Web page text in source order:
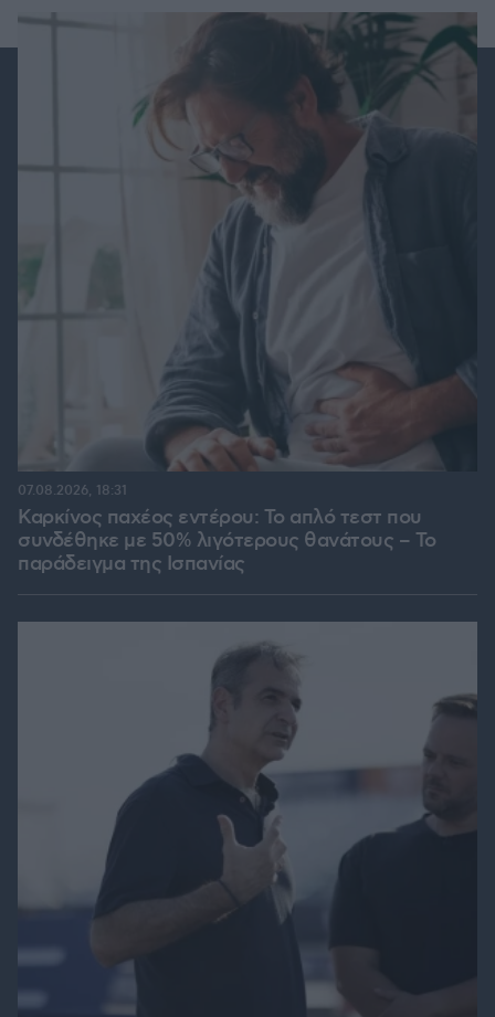
Καρκίνος παχέος εντέρου: Το απλό τεστ που
συνδέθηκε με 50% λιγότερους θανάτους – Το
παράδειγμα της Ισπανίας
07.08.2026, 18:31